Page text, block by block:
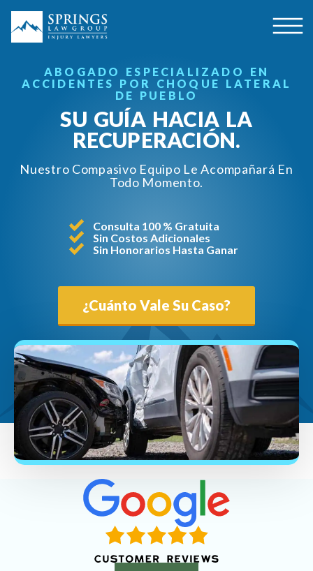
ABOGADO ESPECIALIZADO EN
ACCIDENTES POR CHOQUE LATERAL
DE PUEBLO
SU GUÍA HACIA LA
RECUPERACIÓN.
Nuestro Compasivo Equipo Le Acompañará En
Todo Momento.
Consulta 100 % Gratuita
Sin Costos Adicionales
Sin Honorarios Hasta Ganar
¿Cuánto Vale Su Caso?